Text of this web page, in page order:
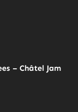
– Châtel Jam